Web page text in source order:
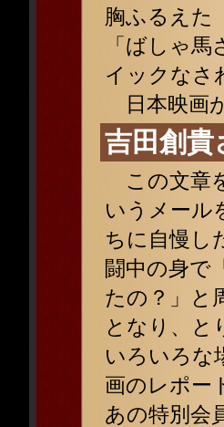
胸ふるえた
「ばしゃ
イックなさ
日本映画
吉田創貴
この文章
いうメール
ちに自慢し
闘中の身で
たの？」と
となり、と
いろいろな
画のレポー
あの特別会